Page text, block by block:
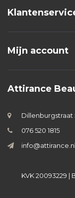
Mijn account
Attirance
Dillenburgstraat
076 520 1815
info@attirance.nl
KVK 20093229 |